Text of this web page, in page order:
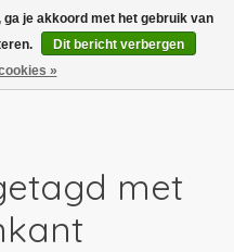
besteld, volgende dag in huis!
Verlanglijst
met
je akkoord met het gebruik van
Dit bericht verbergen
»